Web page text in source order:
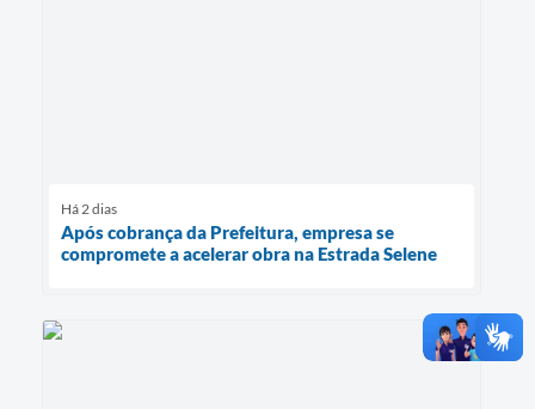
Há 2 dias
Após cobrança da Prefeitura, empresa se
compromete a acelerar obra na Estrada Selene